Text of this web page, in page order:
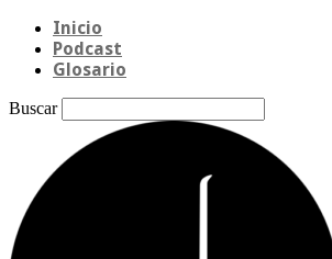
Inicio
Podcast
Glosario
Buscar